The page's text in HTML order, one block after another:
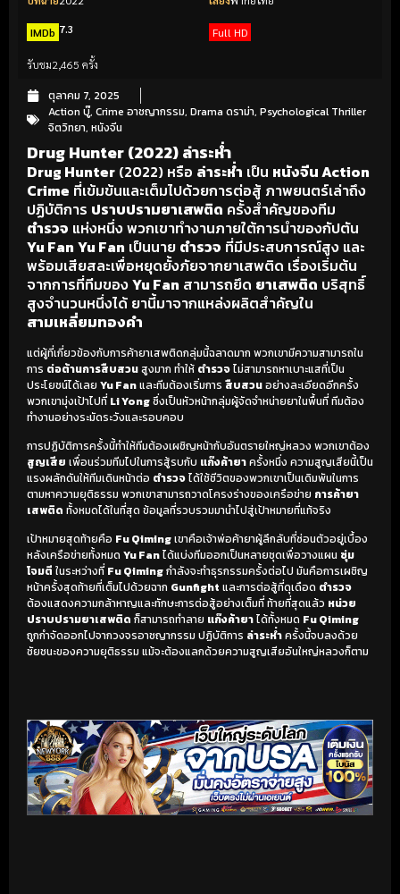
IMDb 7.3 Full HD
รับชม2,465 ครั้ง
ตุลาคม 7, 2025
Action บู๊, Crime อาชญากรรม, Drama ดราม่า, Psychological Thriller
จิตวิทยา, หนังจีน
Drug Hunter (2022) ล่าระห่ำ
Drug Hunter (2022) หรือ ล่าระห่ำ เป็น หนังจีน Action
Crime ที่เข้มข้นและเต็มไปด้วยการต่อสู้ ภาพยนตร์เล่าถึง
ปฏิบัติการ ปราบปรามยาเสพติด ครั้งสำคัญของทีม
ตำรวจ แห่งหนึ่ง พวกเขาทำงานภายใต้การนำของกัปตัน
Yu Fan Yu Fan เป็นนาย ตำรวจ ที่มีประสบการณ์สูง และ
พร้อมเสียสละเพื่อหยุดยั้งภัยจากยาเสพติด เรื่องเริ่มต้น
จากการที่ทีมของYu Fan สามารถยึด ยาเสพติด บริสุทธิ์
สูงจำนวนหนึ่งได้ ยานี้มาจากแหล่งผลิตสำคัญใน
สามเหลี่ยมทองคำ
แต่ผู้ที่เกี่ยวข้องกับการค้ายาเสพติดกลุ่มนี้ฉลาดมาก พวกเขามีความสามารถใน
การ ต่อต้านการสืบสวนสูงมาก ทำให้ ตำรวจไม่สามารถหาเบาะแสที่เป็น
ประโยชน์ได้เลย Yu Fanและทีมต้องเริ่มการ สืบสวนอย่างละเอียดอีกครั้ง
พวกเขามุ่งเป้าไปที่ Li Yongซึ่งเป็นหัวหน้ากลุ่มผู้จัดจำหน่ายยาในพื้นที่ ทีมต้อง
ทำงานอย่างระมัดระวังและรอบคอบ
การปฏิบัติการครั้งนี้ทำให้ทีมต้องเผชิญหน้ากับอันตรายใหญ่หลวง พวกเขาต้อง
สูญเสีย เพื่อนร่วมทีมไปในการสู้รบกับ แก๊งค้ายาครั้งหนึ่ง ความสูญเสียนี้เป็น
แรงผลักดันให้ทีมเดินหน้าต่อ ตำรวจได้ใช้ชีวิตของพวกเขาเป็นเดิมพันในการ
ตามหาความยุติธรรม พวกเขาสามารถวาดโครงร่างของเครือข่าย การค้ายา
เสพติด ทั้งหมดได้ในที่สุด ข้อมูลที่รวบรวมมานำไปสู่เป้าหมายที่แท้จริง
เป้าหมายสุดท้ายคือ Fu Qimingเขาคือเจ้าพ่อค้ายาผู้ลึกลับที่ซ่อนตัวอยู่เบื้อง
หลังเครือข่ายทั้งหมด Yu Fanได้แบ่งทีมออกเป็นหลายชุดเพื่อวางแผน ซุ่ม
โจมตี ในระหว่างที่ Fu Qimingกำลังจะทำธุรกรรมครั้งต่อไป มันคือการเผชิญ
หน้าครั้งสุดท้ายที่เต็มไปด้วยฉาก Gunfight และการต่อสู้ที่ดุเดือด ตำรวจ
ต้องแสดงความกล้าหาญและทักษะการต่อสู้อย่างเต็มที่ ท้ายที่สุดแล้ว หน่วย
ปราบปรามยาเสพติด ก็สามารถทำลาย แก๊งค้ายาได้ทั้งหมด Fu Qiming
ถูกกำจัดออกไปจากวงจรอาชญากรรม ปฏิบัติการ ล่าระห่ำครั้งนี้จบลงด้วย
ชัยชนะของความยุติธรรม แม้จะต้องแลกด้วยความสูญเสียอันใหญ่หลวงก็ตาม